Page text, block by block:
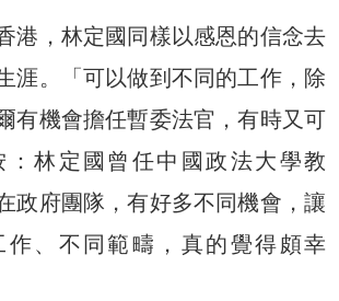
港，林定國同樣以感恩的信念去
涯。「可以做到不同的工作，除
有機會擔任暫委法官，有時又可
：林定國曾任中國政法大學教
政府團隊，有好多不同機會，讓
作、不同範疇，真的覺得頗幸